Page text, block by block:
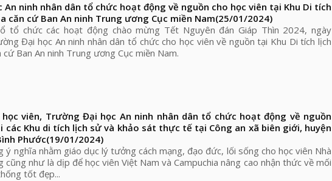
ninh nhân dân tổ chức hoạt động về nguồn cho học viên tại Khu Di tích
căn cứ Ban An ninh Trung ương Cục miền Nam(25/01/2024)
tổ chức các hoạt động chào mừng Tết Nguyên đán Giáp Thìn 2024, ngày
Đại học An ninh nhân dân tổ chức cho học viên về nguồn tại Khu Di tích lịch
Ban An ninh Trung ương Cục miền Nam.
học viên, Trường Đại học An ninh nhân dân tổ chức hoạt động về nguồn
các Khu di tích lịch sử và khảo sát thực tế tại Công an xã biên giới, huyện
Phước(19/01/2024)
ý nghĩa nhằm giáo dục lý tưởng cách mạng, đạo đức, lối sống cho học viên Nhà
cũng như là dịp để học viên Việt Nam và Campuchia nâng cao nhận thức về mối
tốt đẹp...